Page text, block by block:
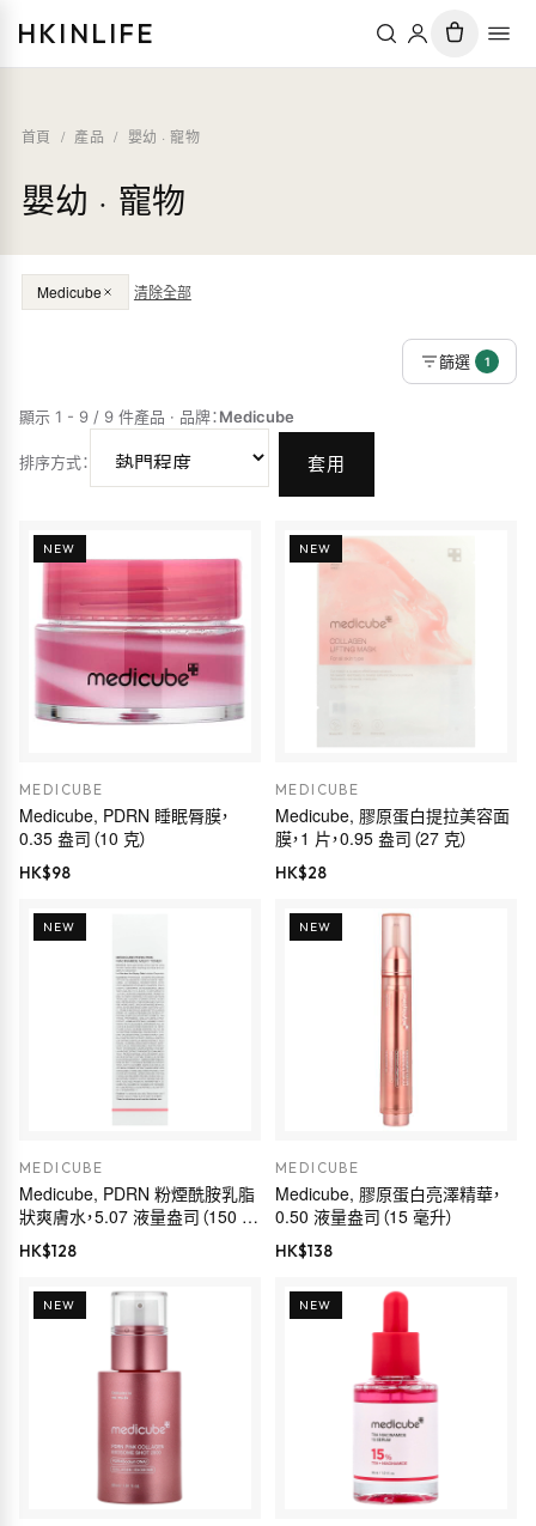
HKINLIFE
首頁 / 產品 / 嬰幼 · 寵物
嬰幼 · 寵物
Medicube 清除全部
篩選 1
顯示 1 - 9 / 9 件產品 · 品牌：Medicube
排序方式： 套用
NEW
MEDICUBE
Medicube, PDRN 睡眠脣膜，
0.35 盎司（10 克）
HK$98
NEW
MEDICUBE
Medicube, 膠原蛋白提拉美容面
膜，1 片，0.95 盎司（27 克）
HK$28
NEW
MEDICUBE
Medicube, PDRN 粉煙酰胺乳脂
狀爽膚水，5.07 液量盎司（150 毫
升）
HK$128
NEW
MEDICUBE
Medicube, 膠原蛋白亮澤精華，
0.50 液量盎司（15 毫升）
HK$138
NEW NEW